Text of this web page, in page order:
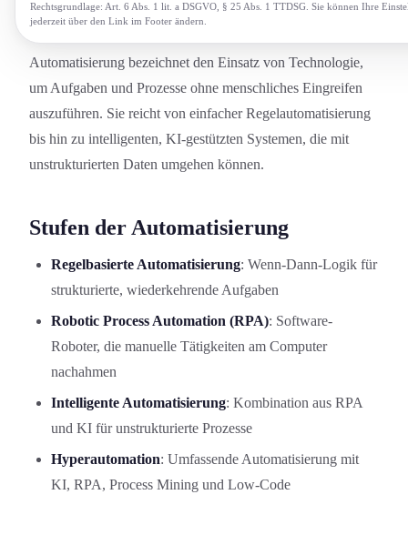
Rechtsgrundlage: Art. 6 Abs. 1 lit. a DSGVO, § 25 Abs. 1 TTDSG. Sie können Ihre
jederzeit über den Link im Footer ändern.
Automatisierung bezeichnet den Einsatz von Technologie,
um Aufgaben und Prozesse ohne menschliches Eingreifen
auszuführen. Sie reicht von einfacher Regelautomatisierung
bis hin zu intelligenten, KI-gestützten Systemen, die mit
unstrukturierten Daten umgehen können.
Stufen der Automatisierung
Regelbasierte Automatisierung: Wenn-Dann-Logik für
strukturierte, wiederkehrende Aufgaben
Robotic Process Automation (RPA): Software-
Roboter, die manuelle Tätigkeiten am Computer
nachahmen
Intelligente Automatisierung: Kombination aus RPA
und KI für unstrukturierte Prozesse
Hyperautomation: Umfassende Automatisierung mit
KI, RPA, Process Mining und Low-Code